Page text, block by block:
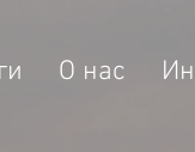
О нас